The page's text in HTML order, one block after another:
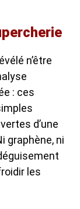
n’être
: ces
d’une
graphène, ni
les